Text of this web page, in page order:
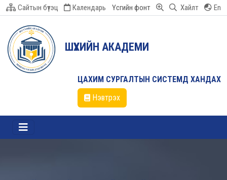
Сайтын бүтэц Календарь Үсгийн фонт Хайлт En
ШҮҮХИЙН АКАДЕМИ
ЦАХИМ СУРГАЛТЫН СИСТЕМД ХАНДАХ
Нэвтрэх